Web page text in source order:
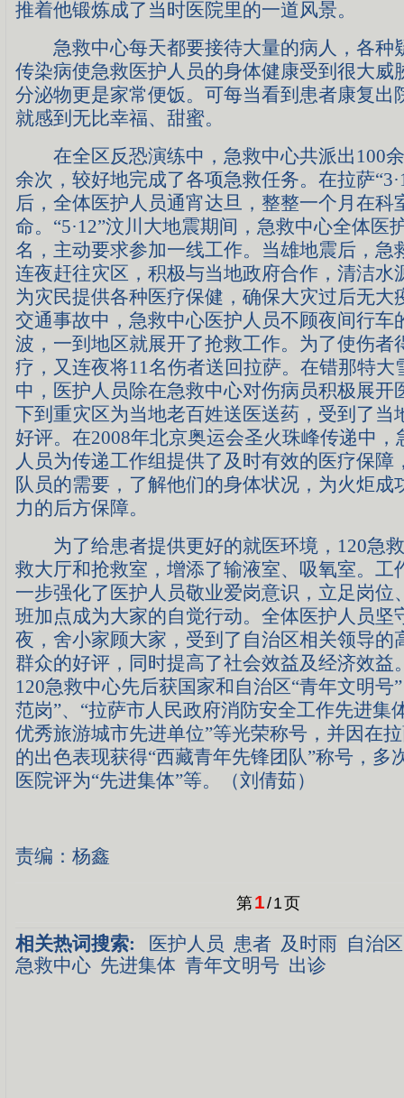
推着他锻炼成了当时医院里的一道风景。
急救中心每天都要接待大量的病人，各种
传染病使急救医护人员的身体健康受到很大威
分泌物更是家常便饭。可每当看到患者康复出
就感到无比幸福、甜蜜。
在全区反恐演练中，急救中心共派出100余
余次，较好地完成了各项急救任务。在拉萨
后，全体医护人员通宵达旦，整整一个月在科
命。“5·12”汶川大地震期间，急救中心全体医
名，主动要求参加一线工作。当雄地震后，急
连夜赶往灾区，积极与当地政府合作，清洁水
为灾民提供各种医疗保健，确保大灾过后无大
交通事故中，急救中心医护人员不顾夜间行车
波，一到地区就展开了抢救工作。为了使伤者
疗，又连夜将11名伤者送回拉萨。在错那特大
中，医护人员除在急救中心对伤病员积极展开
下到重灾区为当地老百姓送医送药，受到了当
好评。在2008年北京奥运会圣火珠峰传递中，
人员为传递工作组提供了及时有效的医疗保障
队员的需要，了解他们的身体状况，为火炬成
力的后方保障。
为了给患者提供更好的就医环境，120急
救大厅和抢救室，增添了输液室、吸氧室。工
一步强化了医护人员敬业爱岗意识，立足岗位
班加点成为大家的自觉行动。全体医护人员坚
夜，舍小家顾大家，受到了自治区相关领导的
群众的好评，同时提高了社会效益及经济效益
120急救中心先后获国家和自治区“青年文明号
范岗”、“拉萨市人民政府消防安全工作先进集
优秀旅游城市先进单位”等光荣称号，并因在拉
的出色表现获得“西藏青年先锋团队”称号，多
医院评为“先进集体”等。（刘倩茹）
责编：杨鑫
第1/1页
相关热词搜索: 医护人员 患者 及时雨 自治区
急救中心 先进集体 青年文明号 出诊